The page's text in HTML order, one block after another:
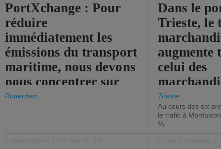
PortXchange : Pour
réduire
immédiatement les
émissions du transport
maritime, nous devons
nous concentrer sur
les ports.
Rotterdam
Dans le
Trieste, le
augmente
celui des
diminue.
Trieste
Au cours des six
le trafic à
%.